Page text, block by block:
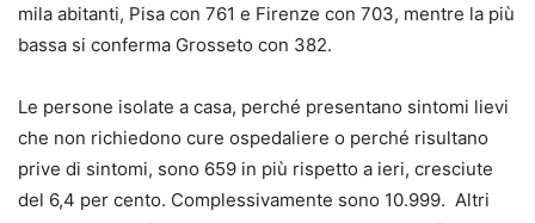
mila abitanti, Pisa con 761 e Firenze con 703, mentre la più
bassa si conferma Grosseto con 382.
Le persone isolate a casa, perché presentano sintomi lievi
che non richiedono cure ospedaliere o perché risultano
prive di sintomi, sono 659 in più rispetto a ieri, cresciute
del 6,4 per cento. Complessivamente sono 10.999. Altri